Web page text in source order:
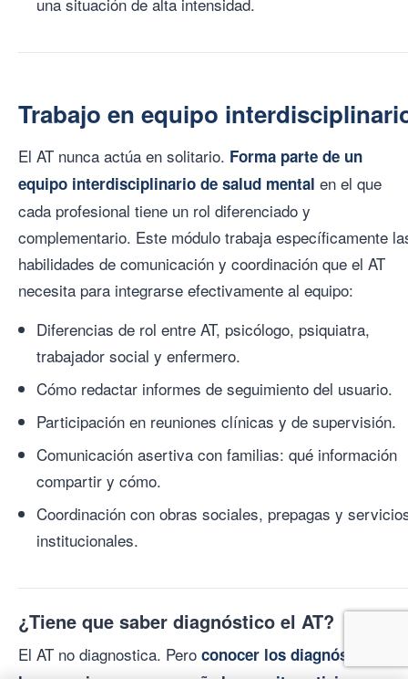
Trabajo en equipo
El AT nunca actúa en solitario. Forma parte de un
equipo interdisciplinario de salud mental en el que
cada profesional tiene un rol diferenciado y
complementario. Este módulo trabaja específicamente
habilidades de comunicación y coordinación que el AT
necesita para integrarse efectivamente al equipo:
Diferencias de rol entre AT, psicólogo, psiquiatra,
trabajador social y enfermero.
Cómo redactar informes de seguimiento del usuario.
Participación en reuniones clínicas y de supervisión.
Comunicación asertiva con familias: qué información
compartir y cómo.
Coordinación con obras sociales, prepagas y
institucionales.
¿Tiene que saber diagnóstico el AT?
El AT no diagnostica. Pero conocer los diagnósticos de